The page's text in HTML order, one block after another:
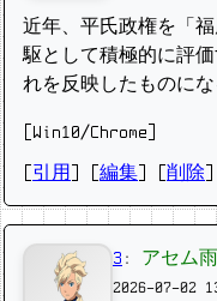
近年、平氏政権を「
駆として積極的に評
れを反映したものにな
[Win10/Chrome]
引用 編集 削除
3 : アセム雨
2026-07-02